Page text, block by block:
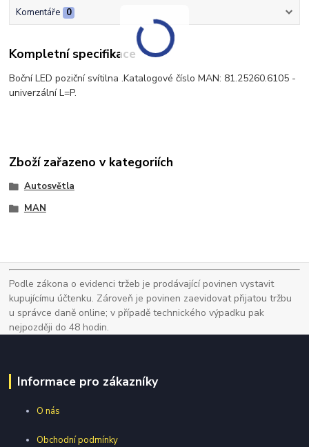
Komentáře 0
Kompletní specifikace
Boční LED poziční svítilna .Katalogové číslo MAN: 81.25260.6105 -
univerzální L=P.
Zboží zařazeno v kategoriích
Autosvětla
MAN
Podle zákona o evidenci tržeb je prodávající povinen vystavit
kupujícímu účtenku. Zároveň je povinen zaevidovat přijatou tržbu
u správce daně online; v případě technického výpadku pak
nejpozději do 48 hodin.
Informace pro zákazníky
O nás
Obchodní podmínky